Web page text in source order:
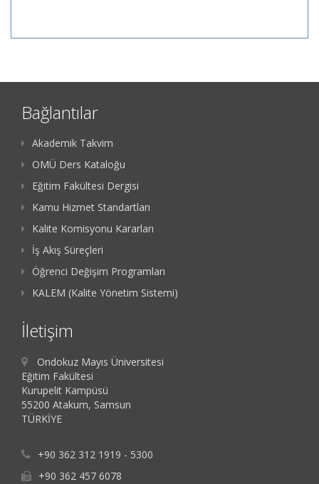
Bağlantılar
Akademik Takvim
OMÜ Ders Kataloğu
Eğitim Fakültesi Dergisi
Kamu Hizmet Standartları
Kalite Komisyonu Kararları
İş Akış Süreçleri
Öğrenci Değişim Programları
KALEM (Kalite Yönetim Sistemi)
İletişim
Ondokuz Mayıs Üniversitesi
Eğitim Fakültesi
Kurupelit Kampüsü
55200 Atakum, Samsun
TÜRKİYE
+90 362 312 1919 - 5300
+90 362 457 6078